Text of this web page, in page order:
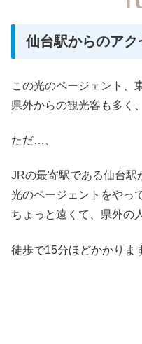
仙台駅からのアク
この光のページェント、
県外からの観光客も多く
ただ…、
JRの最寄駅である仙台駅
光のページェントをやっ
ちょっと遠くて、県外の
徒歩で15分ほどかかりま